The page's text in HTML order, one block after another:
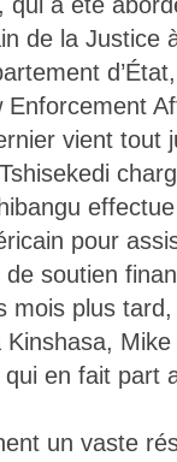
de la Justice
vient tout
pour
soutien
plus tard,
en fait part
un vaste